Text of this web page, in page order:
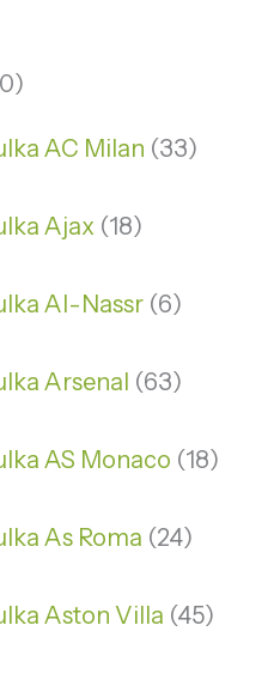
AC Milan 33
Ajax 18
Al-Nassr 6
Arsenal 63
AS Monaco 18
As Roma 24
Aston Villa 45